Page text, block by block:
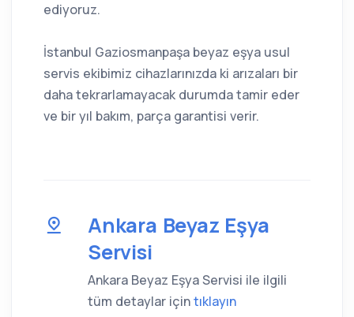
ediyoruz.
İstanbul Gaziosmanpaşa beyaz eşya usul
servis ekibimiz cihazlarınızda ki arızaları bir
daha tekrarlamayacak durumda tamir eder
ve bir yıl bakım, parça garantisi verir.
Ankara Beyaz Eşya
Servisi
Ankara Beyaz Eşya Servisi ile ilgili
tüm detaylar içintıklayın